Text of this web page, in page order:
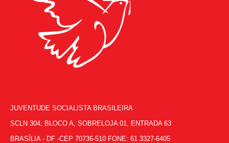
JUVENTUDE SOCIALISTA BRASILEIRA
SCLN 304, BLOCO A, SOBRELOJA 01, ENTRADA 63
BRASÍLIA - DF -CEP 70736-510 FONE: 61 3327-6405